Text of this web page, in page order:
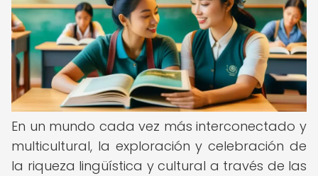
En un mundo cada vez más interconectado y
multicultural, la exploración y celebración de
la riqueza lingüística y cultural a través de las